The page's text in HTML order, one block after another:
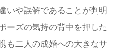
いや誤解であることが判明
ーズの気持の背中を押した
も二人の成婚への大きなサ